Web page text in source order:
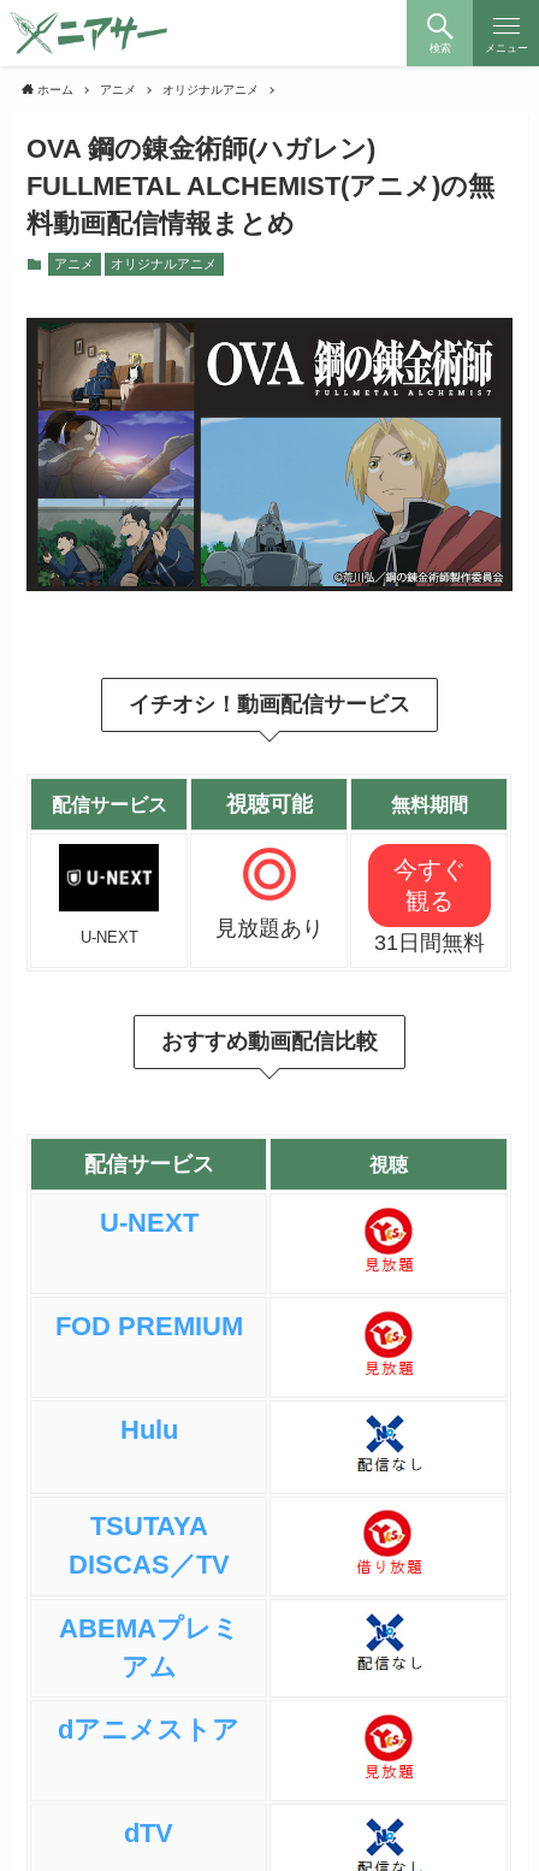
検索 メニュー
ホーム アニメ オリジナルアニメ
OVA 鋼の錬金術師(ハガレン)
FULLMETAL ALCHEMIST(アニメ)の無
料動画配信情報まとめ
アニメ オリジナルアニメ
イチオシ！動画配信サービス
配信サービス 視聴可能 無料期間
U-NEXT 見放題あり
今すぐ
観る
31日間無料
おすすめ動画配信比較
配信サービス 視聴
U-NEXT
FOD PREMIUM
Hulu
TSUTAYA
DISCAS／TV
ABEMAプレミ
アム
dアニメストア
dTV